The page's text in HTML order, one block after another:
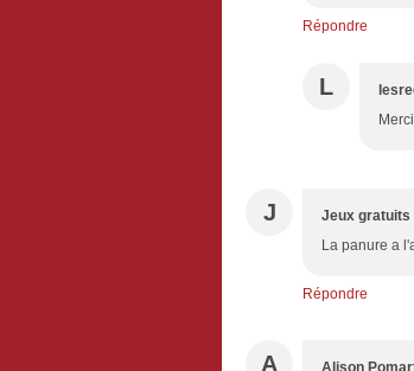
Répondre
L
J Jeux gratuits
La panure a
Répondre
A